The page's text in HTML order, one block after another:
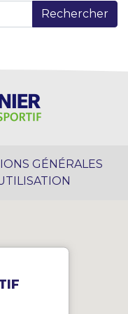
GÉNÉRALES